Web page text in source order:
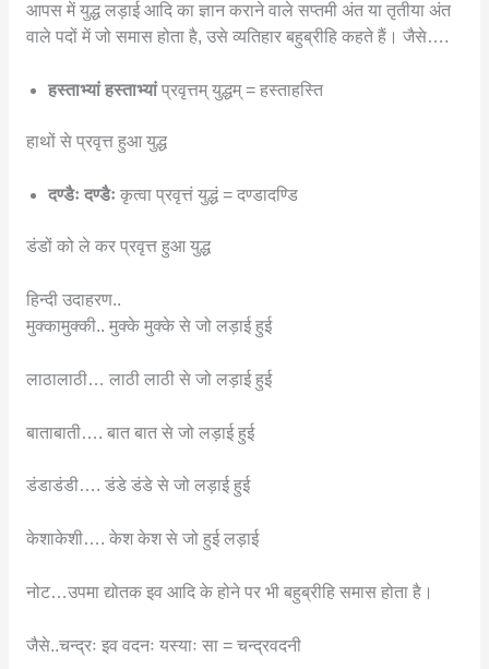
आपस में युद्ध लड़ाई आदि का ज्ञान कराने वाले सप्तमी अंत या तृतीया अंत
वाले पदों में जो समास होता है, उसे व्यतिहार बहुब्रीहि कहते हैं। जैसे….
हस्ताभ्यां हस्ताभ्यांप्रवृत्तम् युद्धम् = हस्ताहस्ति
हाथों से प्रवृत्त हुआ युद्ध
दण्डैः दण्डैः कृत्वा प्रवृत्तं युद्धं = दण्डादण्डि
डंडों को ले कर प्रवृत्त हुआ युद्ध
हिन्दी उदाहरण..
मुक्कामुक्की.. मुक्के मुक्के से जो लड़ाई हुई
लाठालाठी… लाठी लाठी से जो लड़ाई हुई
बाताबाती…. बात बात से जो लड़ाई हुई
डंडाडंडी…. डंडे डंडे से जो लड़ाई हुई
केशाकेशी…. केश केश से जो हुई लड़ाई
नोट…उपमा द्योतक इव आदि के होने पर भी बहुब्रीहि समास होता है।
जैसे..चन्द्रः इव वदनः यस्याः सा = चन्द्रवदनी